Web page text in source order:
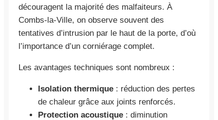
découragent la majorité des malfaiteurs. À
Combs-la-Ville, on observe souvent des
tentatives d’intrusion par le haut de la porte, d’où
l’importance d’un corniérage complet.
Les avantages techniques sont nombreux :
Isolation thermique : réduction des pertes
de chaleur grâce aux joints renforcés.
Protection acoustique : diminution